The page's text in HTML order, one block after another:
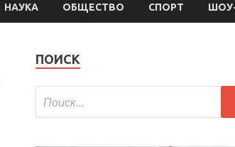
НАУКА ОБЩЕСТВО СПОРТ
ПОИСК